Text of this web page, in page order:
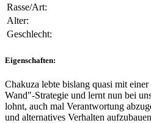
Rasse/Art:
Alter:
Geschlecht:
Eigenschaften:
Chakuza lebte bislang quasi mit
Wand"-Strategie und lernt nun bei
lohnt, auch mal Verantwortung
und alternatives Verhalten